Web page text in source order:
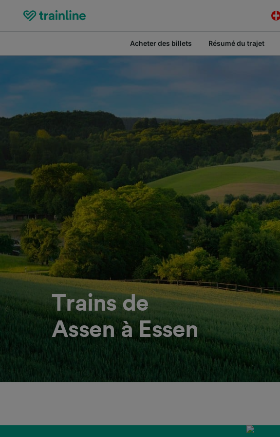
Acheter des billets Résumé du trajet
Trains de
Assen à Essen